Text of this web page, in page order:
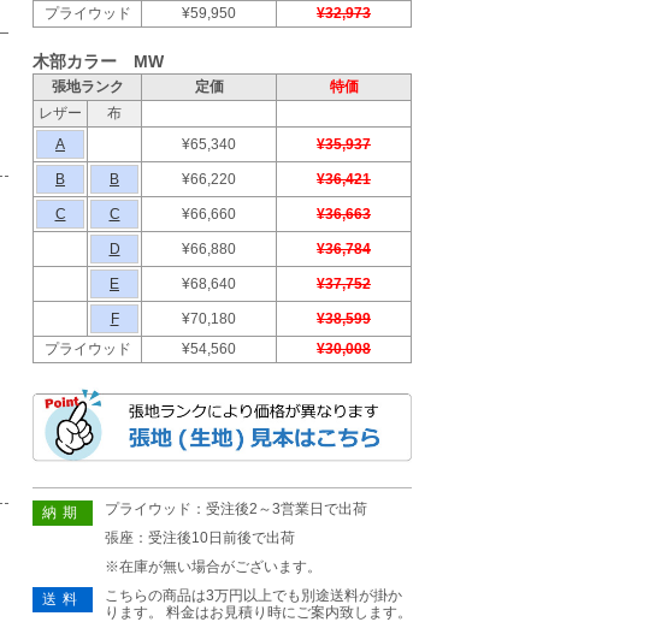
プライウッド
¥59,950 ¥32,973
木部カラー MW
張地ランク 定価
特価
レザー
布
A
¥65,340 ¥35,937
B B ¥66,220 ¥36,421
C C ¥66,660 ¥36,663
D ¥66,880 ¥36,784
E ¥68,640 ¥37,752
F ¥70,180
¥38,599
プライウッド
¥54,560 ¥30,008
納期
プライウッド：受注後2～3営業日で出荷
張座：受注後10日前後で出荷
※在庫が無い場合がございます。
送料
こちらの商品は3万円以上でも別途送料が掛か
ります。 料金はお見積り時にご案内致します。